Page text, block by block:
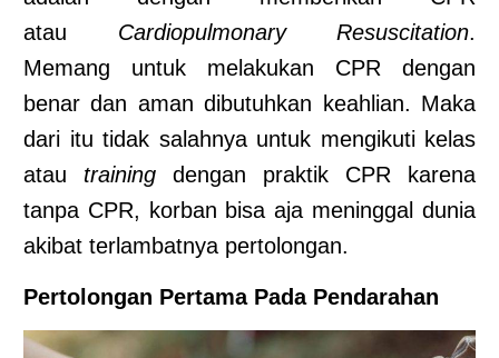
atau Cardiopulmonary Resuscitation.
Memang untuk melakukan CPR dengan
benar dan aman dibutuhkan keahlian. Maka
dari itu tidak salahnya untuk mengikuti kelas
atau training dengan praktik CPR karena
tanpa CPR, korban bisa aja meninggal dunia
akibat terlambatnya pertolongan.
Pertolongan Pertama Pada Pendarahan